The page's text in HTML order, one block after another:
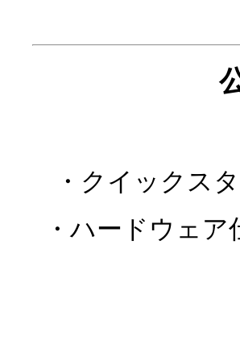
・クイックス
・ハードウェ